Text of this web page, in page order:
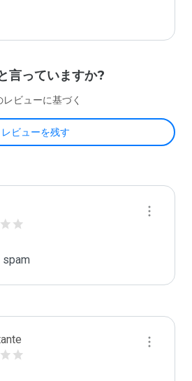
言っていますか?
レビューに基づく
レビューを残す
spam